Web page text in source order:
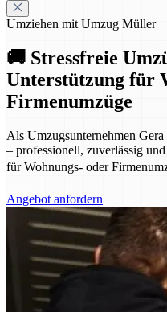
Umziehen mit Umzug Müller
🚚 Stressfreie
Unterstützung für
Firmenumzüge
Als Umzugsunternehmen
– professionell, zuverlässig
für Wohnungs- oder
Angebot anfordern